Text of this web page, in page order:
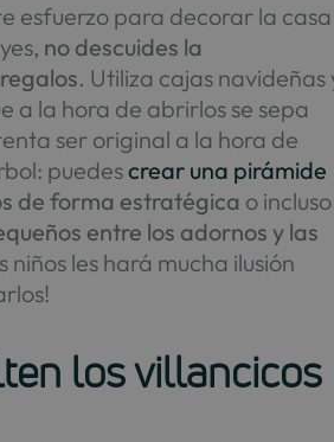
esfuerzo para decorar la casa
no descuides la
. Utiliza cajas navideñas
a la hora de abrirlos se sepa
ser original a la hora de
puedescrear una pirámide
de forma estratégica o incluso
entre los adornos y las
niños les hará mucha ilusión
los villancicos